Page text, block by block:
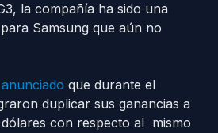
la compañía ha sido una
Samsung que aún no
que durante el
duplicar sus ganancias a
con respecto al mismo